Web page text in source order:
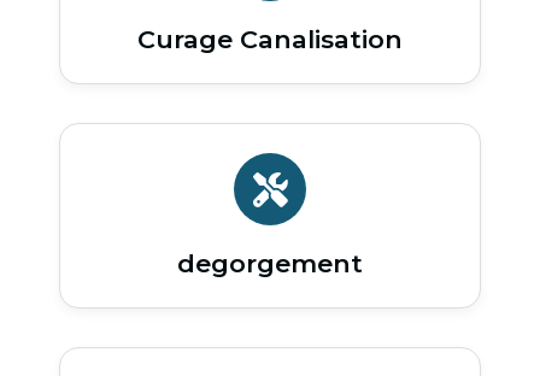
Curage Canalisation
degorgement